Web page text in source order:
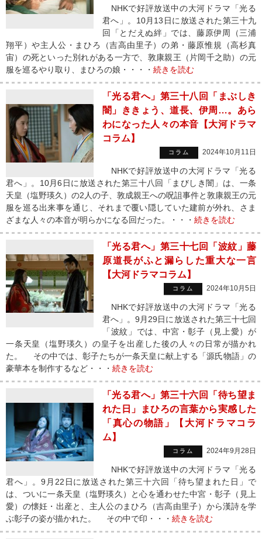
NHKで好評放送中の大河ドラマ「光る
君へ」。10月13日に放送された第三十九
回「とだえぬ絆」では、藤原伊周（三浦
翔平）や主人公・まひろ（吉高由里子）の弟・藤原惟規（高杉真
宙）の死といった別れがある一方で、敦康親王（片岡千之助）の元
服を巡るやり取り、まひろの娘・・・・ 続きを読む
「光る君へ」第三十八回「まぶしき
闇」ききょう、道長、伊周…。あら
わになった人々の本音【大河ドラマ
コラム】
コラム 2024年10月11日
NHKで好評放送中の大河ドラマ「光る
君へ」。10月6日に放送された第三十八回「まびしき闇」は、一条
天皇（塩野瑛久）の2人の子、敦成親王への呪詛事件と敦康親王の元
服を巡る出来事を通じ、それまで覆い隠していた建前が外れ、さま
ざまな人々の本音が明らかになる回だった。・・・ 続きを読む
「光る君へ」第三十七回「波紋」藤
原道長がふと漏らした重大な一言
【大河ドラマコラム】
コラム 2024年10月5日
NHKで好評放送中の大河ドラマ「光る
君へ」。9月29日に放送された第三十七回
「波紋」では、中宮・彰子（見上愛）が
一条天皇（塩野瑛久）の皇子を出産した後の人々の日常が描かれ
た。 その中では、彰子たちが一条天皇に献上する「源氏物語」の
豪華本を制作するなど・・・ 続きを読む
「光る君へ」第三十六回「待ち望ま
れた日」まひろの言葉から実感した
「真心の物語」【大河ドラマコラ
ム】
コラム 2024年9月28日
NHKで好評放送中の大河ドラマ「光る
君へ」。9月22日に放送された第三十六回「待ち望まれた日」で
は、ついに一条天皇（塩野瑛久）と心を通わせた中宮・彰子（見上
愛）の懐妊・出産と、主人公のまひろ（吉高由里子）から漢詩を学
ぶ彰子の姿が描かれた。 その中で印・・・ 続きを読む